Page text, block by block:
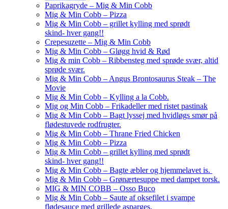
Paprikagryde – Mig & Min Cobb
Mig & Min Cobb – Pizza
Mig & Min Cobb – grillet kylling med sprødt
skind- hver gang!!
Crepesuzette – Mig & Min Cobb
Mig & Min Cobb – Gløgg hvid & Rød
Mig & min Cobb – Ribbensteg med sprøde svær, altid
sprøde svær.
Mig & Min Cobb – Angus Brontosaurus Steak – The
Movie
Mig & Min Cobb – Kylling a la Cobb.
Mig og Min Cobb – Frikadeller med ristet pastinak
Mig & Min Cobb – Bagt lyssej med hvidløgs smør på
flødestuvede rodfrugter.
Mig & Min Cobb – Thrane Fried Chicken
Mig & Min Cobb – Pizza
Mig & Min Cobb – grillet kylling med sprødt
skind- hver gang!!
Mig & Min Cobb – Bagte æbler og hjemmelavet is.
Mig & Min Cobb – Grønærtesuppe med dampet torsk.
MIG & MIN COBB – Osso Buco
Mig & Min Cobb – Saute af oksefilet i svampe
flødesauce med grillede asparges.